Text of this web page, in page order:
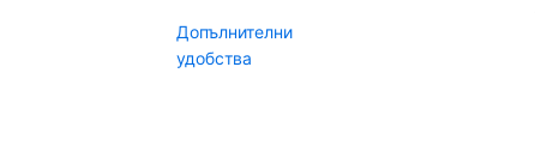
Допълнителни
удобства